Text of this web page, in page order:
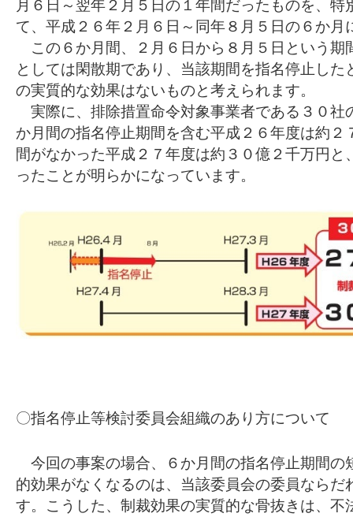
月６日～翌年２月５日の１年間だったものを、特
て、平成２６年２月６日～同年８月５日の６か月
この６か月間、２月６日から８月５日という期
としては閑散期であり、当該期間を指名停止し
の実質的な効果はないものと考えられます。
実際に、排除措置命令対象事業者である３０社
か月間の指名停止期間を含む平成２６年度は約２
間がなかった平成２７年度は約３０億２千万円と
ったことが明らかになっています。
〇指名停止等検討委員会組織のあり方について
今回の事案の場合、６か月間の指名停止期間の
的効果がなくなるのは、当該委員会の委員ならだ
す。こうした、制裁効果の実質的な骨抜きは、不